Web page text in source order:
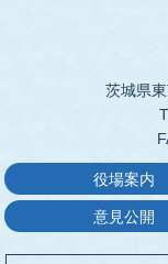
茨城県
役場案内
意見公開